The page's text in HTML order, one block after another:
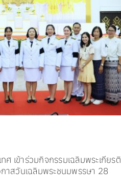
ศ เข้าร่วมกิจกรรมเฉลิมพระเกียรติ
กาสวันเฉลิมพระชนมพรรษา 28